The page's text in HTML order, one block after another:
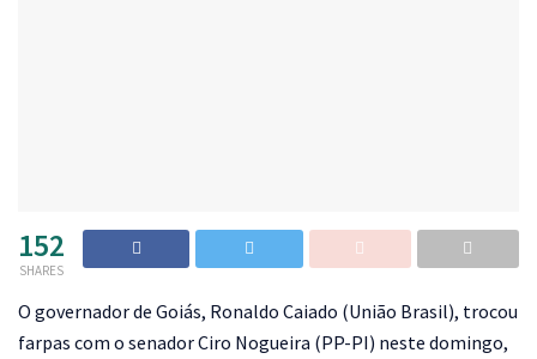
152
SHARES
O governador de Goiás, Ronaldo Caiado (União Brasil), trocou
farpas com o senador Ciro Nogueira (PP-PI) neste domingo,